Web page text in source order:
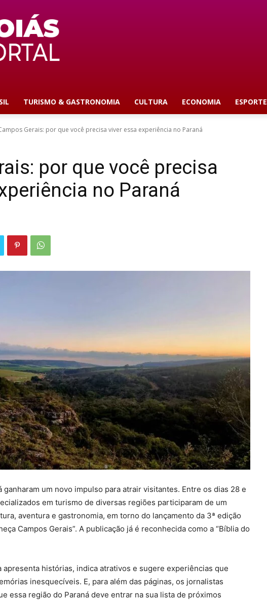
TURISMO & GASTRONOMIA CULTURA ECONOMIA ESPORTE
Gerais: por que você precisa viver essa experiência no Paraná
por que você precisa
no Paraná
ganharam um novo impulso para atrair visitantes. Entre os dias 28 e
em turismo de diversas regiões participaram de um
aventura e gastronomia, em torno do lançamento da 3ª edição
Campos Gerais”. A publicação já é reconhecida como a “Bíblia do
apresenta histórias, indica atrativos e sugere experiências que
inesquecíveis. E, para além das páginas, os jornalistas
essa região do Paraná deve entrar na sua lista de próximos